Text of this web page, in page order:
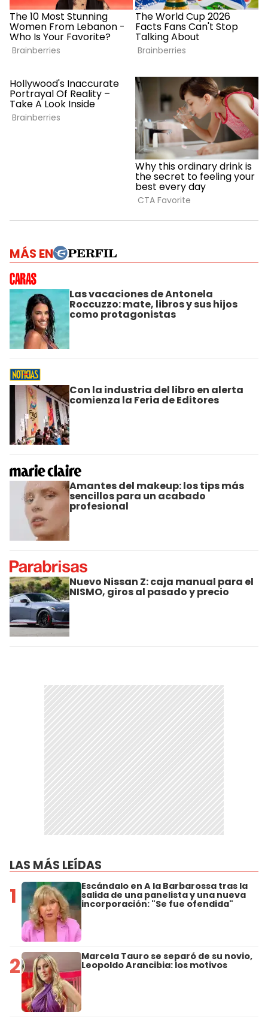
MÁS EN
Las vacaciones de Antonela
Roccuzzo: mate, libros y sus hijos
como protagonistas
Con la industria del libro en alerta
comienza la Feria de Editores
Amantes del makeup: los tips más
sencillos para un acabado
profesional
Nuevo Nissan Z: caja manual para el
NISMO, giros al pasado y precio
LAS MÁS LEÍDAS
1 Escándalo en A la Barbarossa tras la
salida de una panelista y una nueva
incorporación: "Se fue ofendida"
2 Marcela Tauro se separó de su novio,
Leopoldo Arancibia: los motivos